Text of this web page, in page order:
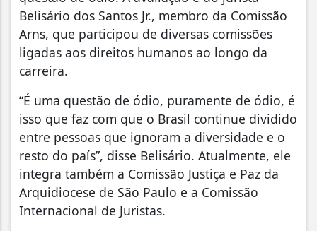
Belisário dos Santos Jr., membro da Comissão
Arns, que participou de diversas comissões
ligadas aos direitos humanos ao longo da
carreira.
“É uma questão de ódio, puramente de ódio, é
isso que faz com que o Brasil continue dividido
entre pessoas que ignoram a diversidade e o
resto do país”, disse Belisário. Atualmente, ele
integra também a Comissão Justiça e Paz da
Arquidiocese de São Paulo e a Comissão
Internacional de Juristas.